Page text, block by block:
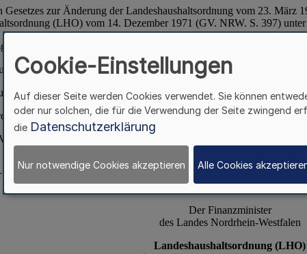
Cookie-Einstellungen
Auf dieser Seite werden Cookies verwendet. Sie können
oder nur solchen, die für die Verwendung der Seite zwingend
die Datenschutzerklärung
Nur notwendige Cookies akzeptieren Alle Cookies